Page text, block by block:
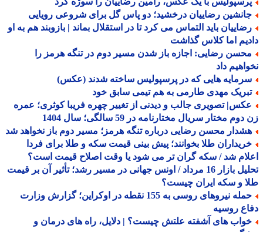
رضاییان درخشید؛ دو پاس گل برای شروعی رویایی
باید التماس می کرد تا در استقلال بماند | بازوبند هم به او
اما کلاس گذاشت
رضایی: اجازه باز شدن مسیر دوم در تنگه هرمز را
داد
هایی که در پرسپولیس ساخته شدند (عکس)
مهدی طارمی به هم تیمی سابق خود
تصویری جالب و دیدنی از تغییر چهره فریبا کوثری؛ عمره
مختار سریال مختارنامه در 59 سالگی؛ سال 1404
محسن رضایی درباره تنگه هرمز؛ مسیر دوم باز نخواهد شد
طلا بخوانند؛ پیش بینی قیمت سکه و طلا برای فردا
شد / سکه گران تر می شود یا وقت اصلاح قیمت است؟
تحلیل بازار 16 مرداد / اونس جهانی در مسیر رشد؛ تأثیر آن بر قیمت
و سکه ایران چیست؟
حمله نیروهای روسی به 155 نقطه در اوکراین؛ گزارش وزارت
روسیه
های آشفته علتش چیست؟ | دلایل، راه های درمان و